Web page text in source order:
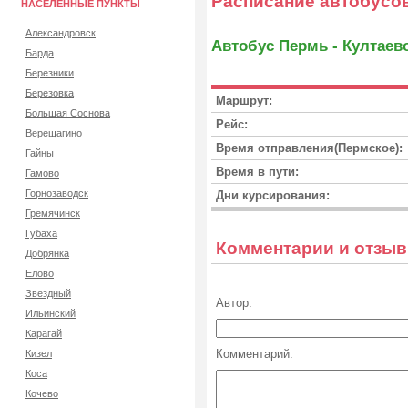
НАСЕЛЕННЫЕ ПУНКТЫ
Александровск
Барда
Березники
Березовка
Большая Соснова
Верещагино
Гайны
Гамово
Горнозаводск
Гремячинск
Губаха
Добрянка
Елово
Звездный
Ильинский
Карагай
Кизел
Коса
Кочево
Автобус Пермь -
Маршрут:
Рейс:
Время отправления(Пермское):
Время в пути:
Дни курсирования:
Комментарии и
Автор:
Комментарий: